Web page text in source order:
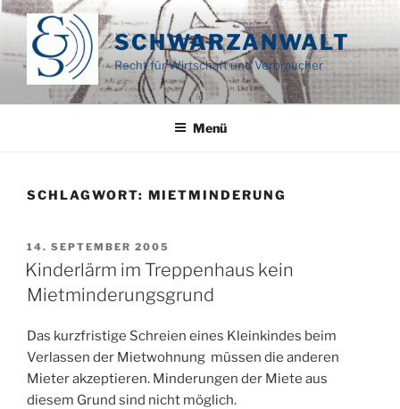
Zum
springen
SCHWARZANWALT
Recht für Wirtschaft und Verbraucher
Menü
SCHLAGWORT: MIETMINDERUNG
VERÖFFENTLICHT
AM
14. SEPTEMBER 2005
Kinderlärm im Treppenhaus kein
Mietminderungsgrund
Das kurzfristige Schreien eines Kleinkindes beim
Verlassen der Mietwohnung müssen die anderen
Mieter akzeptieren. Minderungen der Miete aus
diesem Grund sind nicht möglich.